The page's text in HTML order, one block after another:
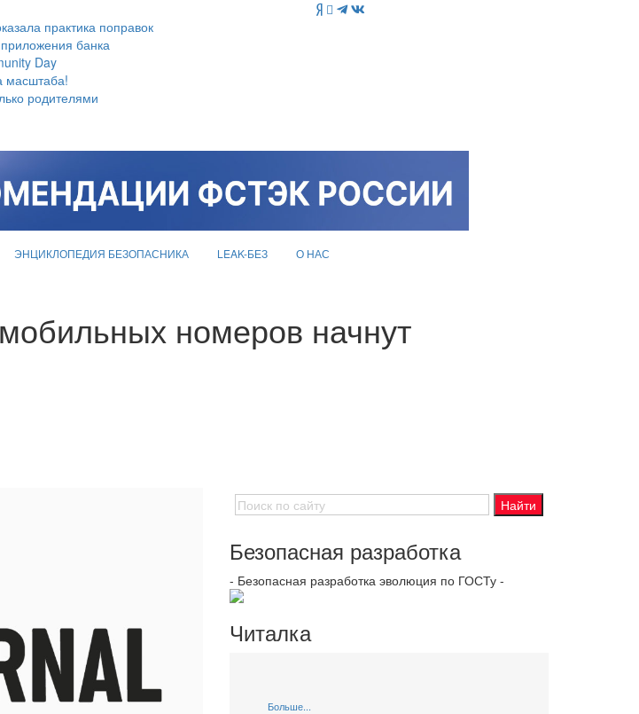
практика поправок
банка
Day
масштаба!
родителями
ЭНЦИКЛОПЕДИЯ БЕЗОПАСНИКА LEAK-БЕЗ О НАС
номеров начнут
Безопасная разработка
- Безопасная разработка эволюция по ГОСТу -
Читалка
Больше...